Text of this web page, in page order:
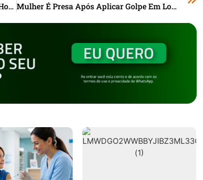
Polícia Civil Deflagra Operação Contra Homicídios Em Alvorada (RS)
Mulher É Presa Após Aplicar Golpe Em Lotérica De Capivari De Baixo (SC)